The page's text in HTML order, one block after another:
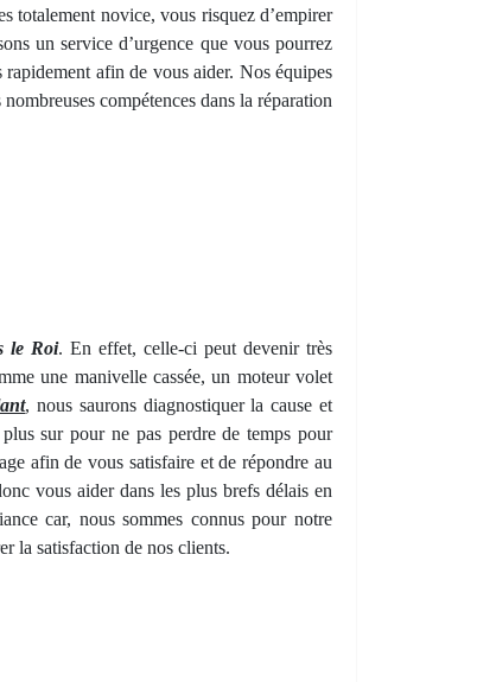
totalement novice, vous risquez d’empirer
un service d’urgence que vous pourrez
afin de vous aider. Nos équipes
compétences dans la réparation
le Roi. En effet, celle-ci peut devenir très
une manivelle cassée, un moteur volet
, nous saurons diagnostiquer la cause et
sur pour ne pas perdre de temps pour
afin de vous satisfaire et de répondre au
vous aider dans les plus brefs délais en
car, nous sommes connus pour notre
la satisfaction de nos clients.